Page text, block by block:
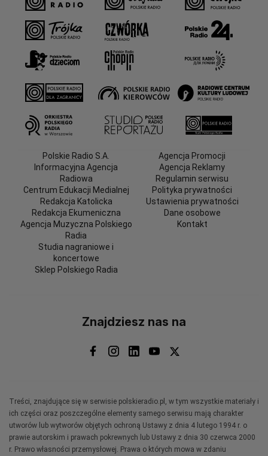
Polskie Radio S.A.
Informacyjna Agencja
Radiowa
Centrum Edukacji Medialnej
Redakcja Katolicka
Redakcja Ekumeniczna
Agencja Muzyczna Polskiego
Radia
Studia nagraniowe i
koncertowe
Sklep Polskiego Radia
Agencja Promocji
Agencja Reklamy
Regulamin serwisu
Polityka prywatności
Ustawienia prywatności
Dane osobowe
Kontakt
Znajdziesz nas na
Treści, znajdujące się w serwisie polskieradio.pl, w tym wszystkie materiały i
ich części oraz poszczególne elementy samego serwisu mają charakter
utworów lub wytworów objętych ochroną Ustawy z dnia 4 lutego 1994 r. o
prawie autorskim i prawach pokrewnych lub Ustawy z dnia 30 czerwca 2000
r. Prawo własności przemysłowej. Prawa o których mowa w zdaniu